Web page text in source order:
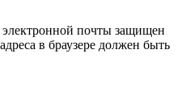
электронной почты защищен
в браузере должен быть